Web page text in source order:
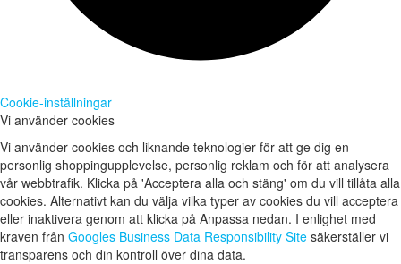
Cookie-inställningar
Vi använder cookies
Vi använder cookies och liknande teknologier för att ge dig en
personlig shoppingupplevelse, personlig reklam och för att analysera
vår webbtrafik. Klicka på 'Acceptera alla och stäng' om du vill tillåta alla
cookies. Alternativt kan du välja vilka typer av cookies du vill acceptera
eller inaktivera genom att klicka på Anpassa nedan. I enlighet med
kraven från Googles Business Data Responsibility Site säkerställer vi
transparens och din kontroll över dina data.